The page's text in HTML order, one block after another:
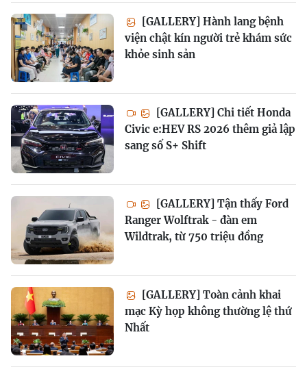
[GALLERY] Hành lang bệnh
viện chật kín người trẻ khám sức
khỏe sinh sản
[GALLERY] Chi tiết Honda
Civic e:HEV RS 2026 thêm giả lập
sang số S+ Shift
[GALLERY] Tận thấy Ford
Ranger Wolftrak - đàn em
Wildtrak, từ 750 triệu đồng
[GALLERY] Toàn cảnh khai
mạc Kỳ họp không thường lệ thứ
Nhất